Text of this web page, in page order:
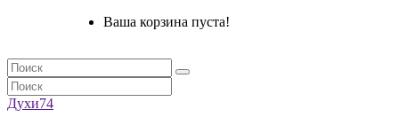
Ваша корзина пуста!
Духи74